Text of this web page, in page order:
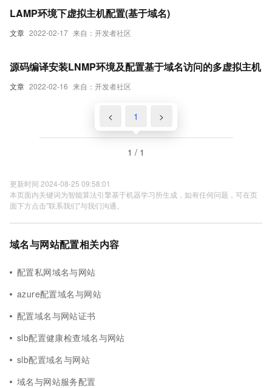
文章 2022-02-17 来自：开发者社区
LAMP环境下虚拟主机配置(基于域名)
文章 2022-02-16 来自：开发者社区
源码编译安装LNMP环境及配置基于域名访问的多虚拟主机
< 1 >
1 / 1
更新时间 2024-08-25 09:58:01
本页面内关键词为智能算法引擎基于机器学习所生成，如有任何问题，可在页
面下方点击"联系我们"与我们沟通。
域名与网站配置相关内容
配置私网域名与网站
azure配置域名与网站
配置域名与网站证书
slb配置健康检查域名与网站
slb配置域名与网站
域名与网站服务配置